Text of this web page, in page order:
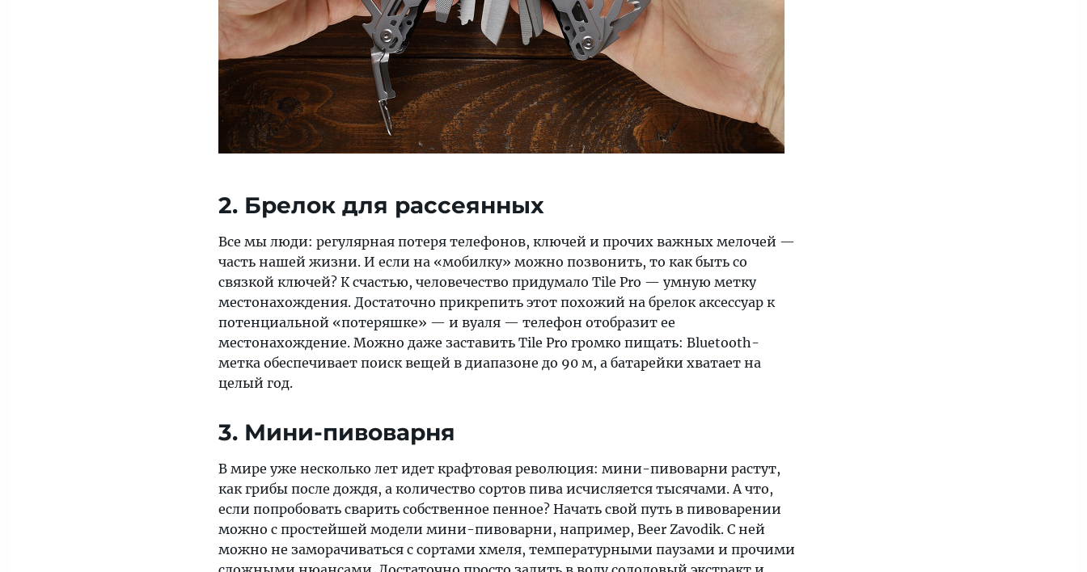
2. Брелок для рассеянных
Все мы люди: регулярная потеря телефонов, ключей и прочих важных мелочей —
часть нашей жизни. И если на «мобилку» можно позвонить, то как быть со
связкой ключей? К счастью, человечество придумало Tile Pro — умную метку
местонахождения. Достаточно прикрепить этот похожий на брелок аксессуар к
потенциальной «потеряшке» — и вуаля — телефон отобразит ее
местонахождение. Можно даже заставить Tile Pro громко пищать: Bluetooth-
метка обеспечивает поиск вещей в диапазоне до 90 м, а батарейки хватает на
целый год.
3. Мини-пивоварня
В мире уже несколько лет идет крафтовая революция: мини-пивоварни растут,
как грибы после дождя, а количество сортов пива исчисляется тысячами. А что,
если попробовать сварить собственное пенное? Начать свой путь в пивоварении
можно с простейшей модели мини-пивоварни, например, Beer Zavodik. С ней
можно не заморачиваться с сортами хмеля, температурными паузами и прочими